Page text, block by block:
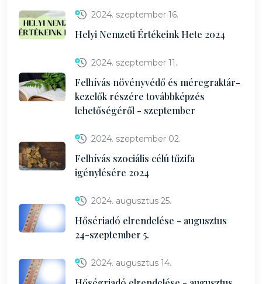
2024. szeptember 16.
Helyi Nemzeti Értékeink Hete 2024
2024. szeptember 11.
Felhívás növényvédő és méregraktár-
kezelők részére továbbképzés
lehetőségéről - szeptember
2024. szeptember 02.
Felhívás szociális célú tűzifa
igénylésére 2024
2024. augusztus 25.
Hősériadó elrendelése - augusztus
24-szeptember 5.
2024. augusztus 14.